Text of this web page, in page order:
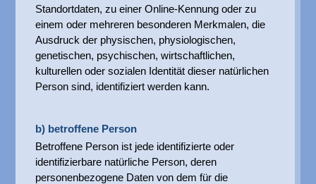
Standortdaten, zu einer Online-Kennung oder zu
einem oder mehreren besonderen Merkmalen, die
Ausdruck der physischen, physiologischen,
genetischen, psychischen, wirtschaftlichen,
kulturellen oder sozialen Identität dieser natürlichen
Person sind, identifiziert werden kann.
b) betroffene Person
Betroffene Person ist jede identifizierte oder
identifizierbare natürliche Person, deren
personenbezogene Daten von dem für die